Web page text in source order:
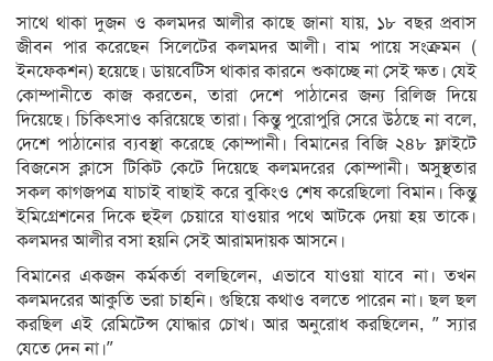
সাথে থাকা দুজন ও কলমদর আলীর কাছে জানা যায়, ১৮ বছর প্রবাস
জীবন পার করেছেন সিলেটের কলমদর আলী। বাম পায়ে সংক্রমন (
ইনফেকশন) হয়েছে। ডায়বেটিস থাকার কারনে শুকাচ্ছে না সেই ক্ষত। যেই
কোম্পানীতে কাজ করতেন, তারা দেশে পাঠানের জন্য রিলিজ দিয়ে
দিয়েছে। চিকিৎসাও করিয়েছে তারা। কিন্তু পুরোপুরি সেরে উঠছে না বলে,
দেশে পাঠানোর ব্যবস্থা করেছে কোম্পানী। বিমানের বিজি ২৪৮ ফ্লাইটে
বিজনেস ক্লাসে টিকিট কেটে দিয়েছে কলমদরের কোম্পানী। অসুস্থতার
সকল কাগজপত্র যাচাই বাছাই করে বুকিংও শেষ করেছিলো বিমান। কিন্তু
ইমিগ্রেশনের দিকে হুইল চেয়ারে যাওয়ার পথে আটকে দেয়া হয় তাকে।
কলমদর আলীর বসা হয়নি সেই আরামদায়ক আসনে।
বিমানের একজন কর্মকর্তা বলছিলেন, এভাবে যাওয়া যাবে না। তখন
কলমদরের আকুতি ভরা চাহনি। গুছিয়ে কথাও বলতে পারেন না। ছল ছল
করছিল এই রেমিটেন্স যোদ্ধার চোখ। আর অনুরোধ করছিলেন, ” স্যার
যেতে দেন না।”